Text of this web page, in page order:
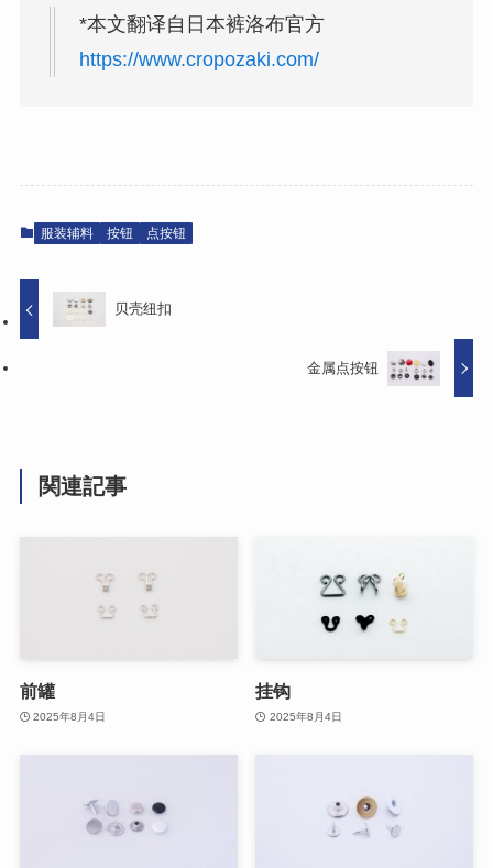
*本文翻译自日本裤洛布官方
https://www.cropozaki.com/
服装辅料 按钮 点按钮
贝壳纽扣
金属点按钮
関連記事
前罐
2025年8月4日
挂钩
2025年8月4日